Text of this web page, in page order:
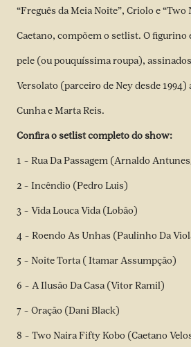
“Freguês da Meia Noite”, Criolo e
Caetano, compõem o setlist. O figurino
pele (ou pouquíssima roupa),
Versolato (parceiro de Ney desde
Cunha e Marta Reis.
Confira o setlist completo do show:
1 – Rua Da Passagem (Arnaldo
2 – Incêndio (Pedro Luis)
3 – Vida Louca Vida (Lobão)
4 – Roendo As Unhas (Paulinho Da
5 – Noite Torta ( Itamar Assumpção)
6 – A Ilusão Da Casa (Vitor Ramil)
7 – Oração (Dani Black)
8 – Two Naira Fifty Kobo (Caetano